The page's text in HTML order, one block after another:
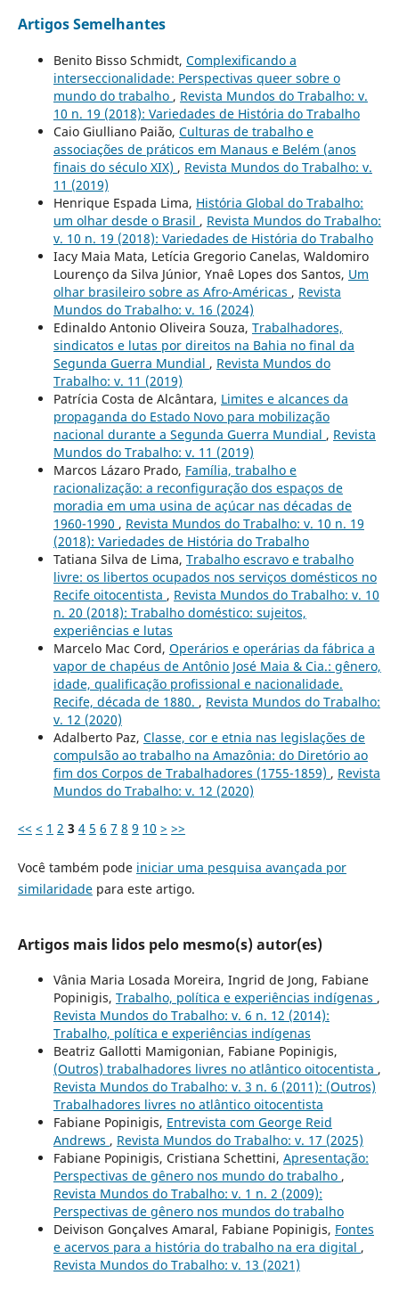
Artigos Semelhantes
Benito Bisso Schmidt, Complexificando a
interseccionalidade: Perspectivas queer sobre o
mundo do trabalho , Revista Mundos do Trabalho: v.
10 n. 19 (2018): Variedades de História do Trabalho
Caio Giulliano Paião, Culturas de trabalho e
associações de práticos em Manaus e Belém (anos
finais do século XIX) , Revista Mundos do Trabalho: v.
11 (2019)
Henrique Espada Lima, História Global do Trabalho:
um olhar desde o Brasil , Revista Mundos do Trabalho:
v. 10 n. 19 (2018): Variedades de História do Trabalho
Iacy Maia Mata, Letícia Gregorio Canelas, Waldomiro
Lourenço da Silva Júnior, Ynaê Lopes dos Santos, Um
olhar brasileiro sobre as Afro-Américas , Revista
Mundos do Trabalho: v. 16 (2024)
Edinaldo Antonio Oliveira Souza, Trabalhadores,
sindicatos e lutas por direitos na Bahia no final da
Segunda Guerra Mundial , Revista Mundos do
Trabalho: v. 11 (2019)
Patrícia Costa de Alcântara, Limites e alcances da
propaganda do Estado Novo para mobilização
nacional durante a Segunda Guerra Mundial , Revista
Mundos do Trabalho: v. 11 (2019)
Marcos Lázaro Prado, Família, trabalho e
racionalização: a reconfiguração dos espaços de
moradia em uma usina de açúcar nas décadas de
1960-1990 , Revista Mundos do Trabalho: v. 10 n. 19
(2018): Variedades de História do Trabalho
Tatiana Silva de Lima, Trabalho escravo e trabalho
livre: os libertos ocupados nos serviços domésticos no
Recife oitocentista , Revista Mundos do Trabalho: v. 10
n. 20 (2018): Trabalho doméstico: sujeitos,
experiências e lutas
Marcelo Mac Cord, Operários e operárias da fábrica a
vapor de chapéus de Antônio José Maia & Cia.: gênero,
idade, qualificação profissional e nacionalidade.
Recife, década de 1880. , Revista Mundos do Trabalho:
v. 12 (2020)
Adalberto Paz, Classe, cor e etnia nas legislações de
compulsão ao trabalho na Amazônia: do Diretório ao
fim dos Corpos de Trabalhadores (1755-1859) , Revista
Mundos do Trabalho: v. 12 (2020)
<< < 1 2 3 4 5 6 7 8 9 10 > >>
Você também pode iniciar uma pesquisa avançada por
similaridadepara este artigo.
Artigos mais lidos pelo mesmo(s) autor(es)
Vânia Maria Losada Moreira, Ingrid de Jong, Fabiane
Popinigis, Trabalho, política e experiências indígenas ,
Revista Mundos do Trabalho: v. 6 n. 12 (2014):
Trabalho, política e experiências indígenas
Beatriz Gallotti Mamigonian, Fabiane Popinigis,
(Outros) trabalhadores livres no atlântico oitocentista ,
Revista Mundos do Trabalho: v. 3 n. 6 (2011): (Outros)
Trabalhadores livres no atlântico oitocentista
Fabiane Popinigis, Entrevista com George Reid
Andrews , Revista Mundos do Trabalho: v. 17 (2025)
Fabiane Popinigis, Cristiana Schettini, Apresentação:
Perspectivas de gênero nos mundo do trabalho ,
Revista Mundos do Trabalho: v. 1 n. 2 (2009):
Perspectivas de gênero nos mundos do trabalho
Deivison Gonçalves Amaral, Fabiane Popinigis, Fontes
e acervos para a história do trabalho na era digital ,
Revista Mundos do Trabalho: v. 13 (2021)